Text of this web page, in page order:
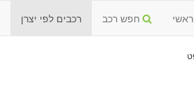
חפש רכב רכבים לפי יצרן